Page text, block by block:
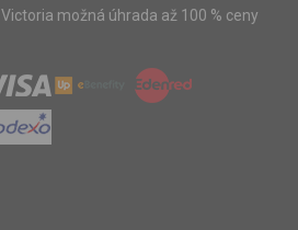
možná úhrada až 100 % ceny